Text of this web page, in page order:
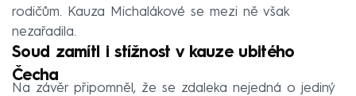
rodičům. Kauza Michalákové se mezi ně však
nezařadila.
Soud zamítl i stížnost v kauze ubitého
Čecha
Na závěr připomněl, že se zdaleka nejedná o jediný